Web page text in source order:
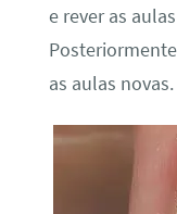
e rever as
as aulas novas.